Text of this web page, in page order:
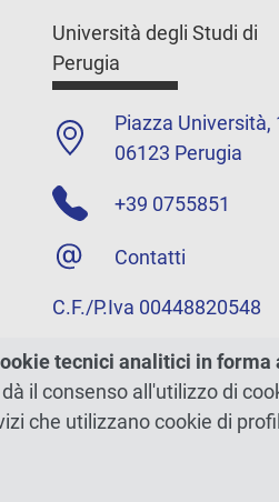
Università degli Studi di
Perugia
Piazza Università,
06123 Perugia
+39 0755851
Contatti
C.F./P.Iva 00448820548
tecnici analitici in forma
dà il consenso all'utilizzo di
che utilizzano cookie di